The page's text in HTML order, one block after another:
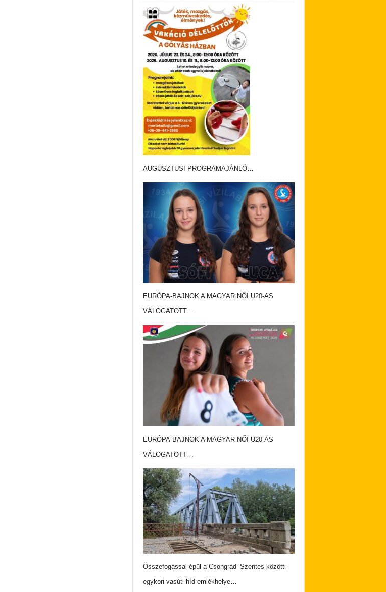
AUGUSZTUSI PROGRAMAJÁNLÓ…
EURÓPA-BAJNOK A MAGYAR NŐI U20-AS
VÁLOGATOTT…
EURÓPA-BAJNOK A MAGYAR NŐI U20-AS
VÁLOGATOTT…
Összefogással épül a Csongrád–Szentes közötti
egykori vasúti híd emlékhelye…